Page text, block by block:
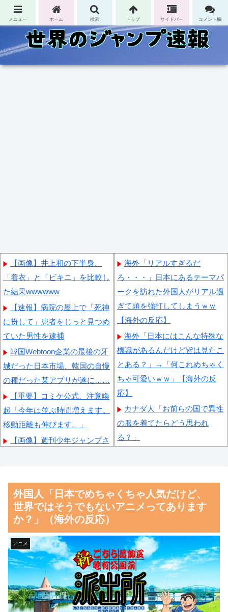
コンテンツへスキップ
【画像】井上和の下半身、
「着衣」と「ビキニ」を比較し
た結果wwwwww
【速報】病院の屋上で「死神
に扮して」患者をじっと見つめ
ていた男性を逮捕
韓国Webtoon企業の最後の牙
城だった日本市場、韓国の自慢
の種だった某アプリが遂に……
【重要】コミケ公式、注意喚
起「今年は並ぶ時間増えます。
移動距離も伸びます。」
【画像】週刊少年ジャンプさ
くなったのか
【朗報】齋藤飛鳥、前屈みで
完全に見えてる動画が拡散され
てしまう…
磁気嵐、地球由来のイオンが
主導…JAXAの衛星「あらせ」
が観測！
舌を絡ませて、唾液交換して
── ちゅっちゅしながらの濃厚
海外「リアルすぎるだ
ろ・・・」日本にあるテーマパ
ークを訪れた外国人がリアル過
ぎて頭を強打してしまうｗｗ
【海外の反応】
海外「日本にはこんな特殊な
標識があるんだけど皆は見たこ
とある？」→「何これめちゃく
ちゃ可愛いｗｗ」【海外の反
応】
カナダ人「お前らの国で異性
の服を着てたらどう思われ
る？」
に海外が大騒ぎ
【海外の反応】中東の女性が
ヒジャブで隠されているのは彼
いるからだ！
韓国人「韓国サッカー協会W
杯予選で外国人審判に性接待し
たことが発覚！」
韓国人「韓国が韓国株式の暴
外国人「日本でめちゃくちゃ人気だけど、
世界ではそうでもないアニメってあります
か？」（海外の反応）
アニメ
メニュー ホーム 検索 トップ サイドバー コメント欄